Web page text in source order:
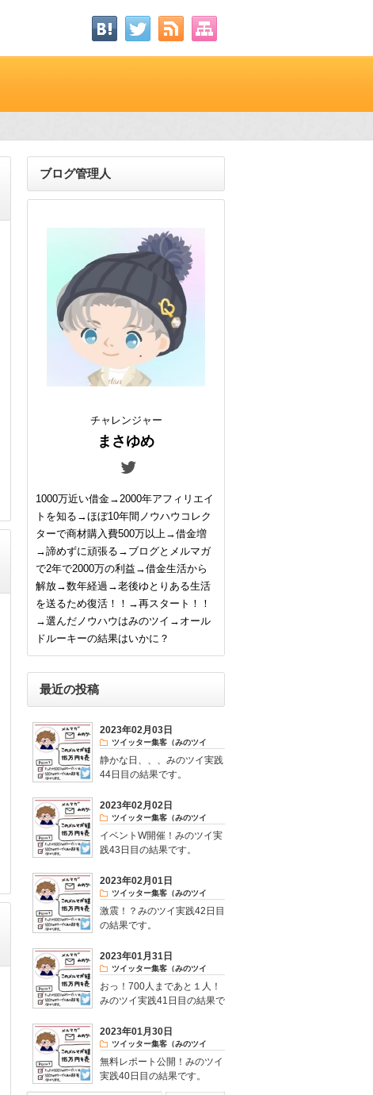
ブログ管理人
チャレンジャー
まさゆめ
1000万近い借金→2000年アフィリエイ
トを知る→ほぼ10年間ノウハウコレク
ターで商材購入費500万以上→借金増
→諦めずに頑張る→ブログとメルマガ
で2年で2000万の利益→借金生活から
解放→数年経過→老後ゆとりある生活
を送るため復活！！→再スタート！！
→選んだノウハウはみのツイ→オール
ドルーキーの結果はいかに？
最近の投稿
2023年02月03日
ツイッター集客（みのツイ
実践）
静かな日、、、みのツイ実践
44日目の結果です。
2023年02月02日
ツイッター集客（みのツイ
実践）
イベントW開催！みのツイ実
践43日目の結果です。
2023年02月01日
ツイッター集客（みのツイ
実践）
激震！？みのツイ実践42日目
の結果です。
2023年01月31日
ツイッター集客（みのツイ
実践）
おっ！700人まであと１人！
みのツイ実践41日目の結果で
2023年01月30日
ツイッター集客（みのツイ
実践）
無料レポート公開！みのツイ
実践40日目の結果です。